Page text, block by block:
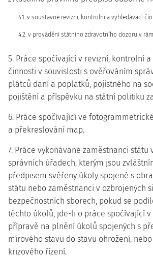
4.1. v soustavné revizní, kontrolní a vyhledávací
4.2. v provádění státního zdravotního dozoru v
5. Práce spočívající v revizní, kontrolní
činnosti v souvislosti s ověřováním
plátců daní a poplatků, pojistného na
pojištění a příspěvku na státní politiku
6. Práce spočívající ve
a překreslování map.
7. Práce vykonávané zaměstnanci státu
správních úřadech, kterým jsou
předpisem svěřeny úkoly spojené s
státu nebo zaměstnanci v ozbrojených
bezpečnostních sborech, pokud se
těchto úkolů, jde-li o práce spočívající
přípravě na plnění úkolů spojených s
mírového stavu do stavu ohrožení,
krizového řízení.